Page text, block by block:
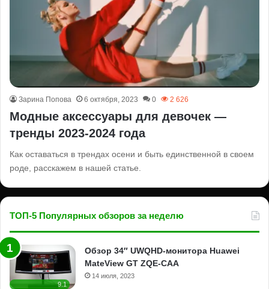
Зарина Попова 6 октября, 2023 0 2 626
Модные аксессуары для девочек —
тренды 2023-2024 года
Как оставаться в трендах осени и быть единственной в своем
роде, расскажем в нашей статье.
ТОП-5 Популярных обзоров за неделю
9.1
Обзор 34″ UWQHD-монитора Huawei
MateView GT ZQE-CAA
14 июля, 2023